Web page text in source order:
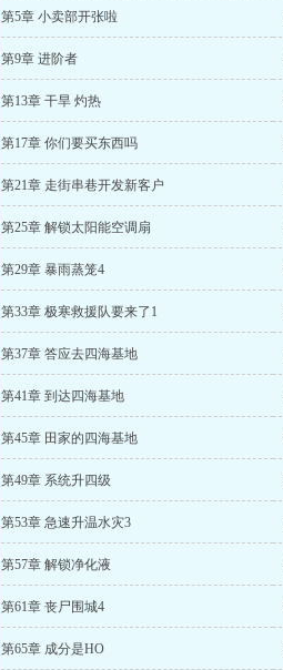
第5章 小卖部开张啦
第9章 进阶者
第13章 干旱 灼热
第17章 你们要买东西吗
第21章 走街串巷开发新客户
第25章 解锁太阳能空调扇
第29章 暴雨蒸笼4
第33章 极寒救援队要来了1
第37章 答应去四海基地
第41章 到达四海基地
第45章 田家的四海基地
第49章 系统升四级
第53章 急速升温水灾3
第57章 解锁净化液
第61章 丧尸围城4
第65章 成分是HO